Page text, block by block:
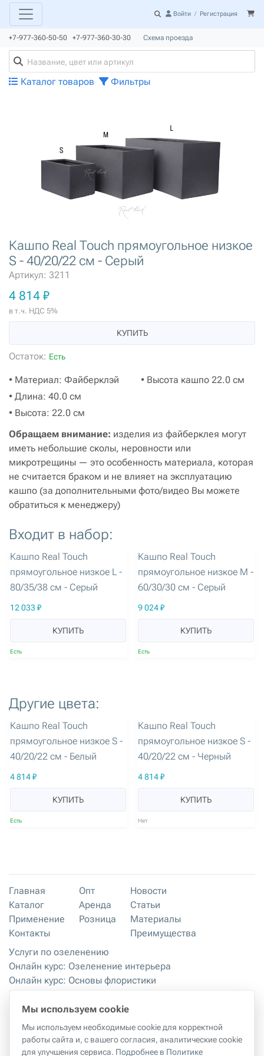
Войти / Регистрация
+7-977-360-50-50 +7-977-360-30-30 Схема проезда
Каталог товаров Фильтры
Кашпо Real Touch прямоугольное низкое
S - 40/20/22 см - Серый
Артикул: 3211
4 814 ₽
в т.ч. НДС 5%
КУПИТЬ
Остаток: Есть
• Материал: Файберклэй
• Длина: 40.0 см
• Высота: 22.0 см
• Высота кашпо 22.0 см
Обращаем внимание: изделия из файберклея могут
иметь небольшие сколы, неровности или
микротрещины — это особенность материала, которая
не считается браком и не влияет на эксплуатацию
кашпо (за дополнительными фото/видео Вы можете
обратиться к менеджеру)
Входит в набор:
артикул: 3205
Кашпо Real Touch
прямоугольное низкое L -
80/35/38 см - Серый
12 033 ₽
КУПИТЬ
Есть
Кашпо Real Touch
прямоугольное низкое M -
60/30/30 см - Серый
9 024 ₽
КУПИТЬ
Есть
Другие цвета:
артикул: 3209
Кашпо Real Touch
прямоугольное низкое S -
40/20/22 см - Белый
4 814 ₽
КУПИТЬ
Есть
Кашпо Real Touch
прямоугольное низкое S -
40/20/22 см - Черный
4 814 ₽
КУПИТЬ
Нет
Главная
Каталог
Применение
Контакты
Опт
Аренда
Розница
Новости
Статьи
Материалы
Преимущества
Услуги по озеленению
Онлайн курс: Озеленение интерьера
Онлайн курс: Основы флористики
Правила хранения и эксплуатации
Правила копирования материалов с сайта|Политика
Мы используем cookie
Мы используем необходимые cookie для корректной
работы сайта и, с вашего согласия, аналитические cookie
для улучшения сервиса. Подробнее в Политике